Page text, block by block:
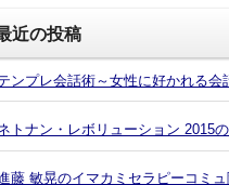
近の投稿
ンプレ会話術～女性に好かれる
トナン・レボリューション 2015
藤 敏晃のイマカミセラピーコミ